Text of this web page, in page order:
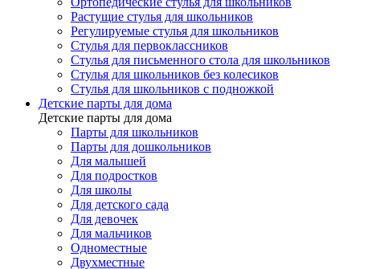
Растущие стулья для школьников
Регулируемые стулья для школьников
Стулья для первоклассников
Стулья для письменного стола для школьников
Стулья для школьников без колесиков
Стулья для школьников с подножкой
Детские парты для дома
Детские парты для дома
Парты для школьников
Парты для дошкольников
Для малышей
Для подростков
Для школы
Для детского сада
Для девочек
Для мальчиков
Одноместные
Двухместные